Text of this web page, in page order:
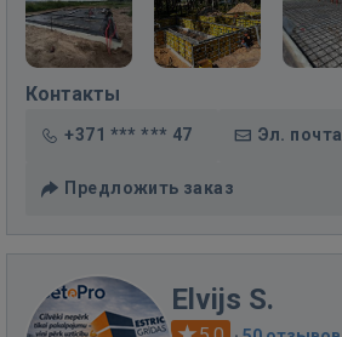
Контакты
+371 *** *** 47 Эл. почта
Предложить заказ
Elvijs S.